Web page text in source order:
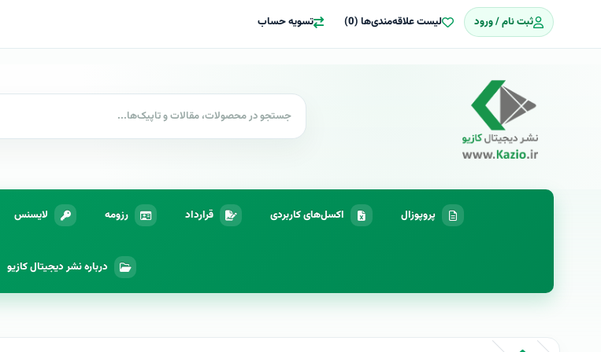
ثبت نام / ورود لیست علاقه‌مندی‌ها (0) تسویه حساب
پروپوزال اکسل‌های کاربردی قرارداد رزومه لایسنس
درباره نشر دیجیتال کازیو